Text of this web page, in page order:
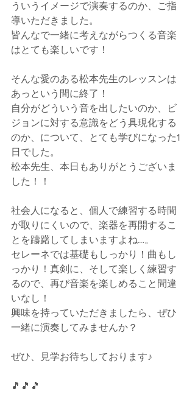
ういうイメージで演奏するのか、ご指
導いただきました。
皆んなで一緒に考えながらつくる音楽
はとても楽しいです！
そんな愛のある松本先生のレッスンは
あっという間に終了！
自分がどういう音を出したいのか、ビ
ジョンに対する意識をどう具現化する
のか、について、とても学びになった1
日でした。
松本先生、本日もありがとうございま
した！！
社会人になると、個人で練習する時間
が取りにくいので、楽器を再開するこ
とを躊躇してしまいますよね…。
セレーネでは基礎もしっかり！曲もし
っかり！真剣に、そして楽しく練習す
るので、再び音楽を楽しめること間違
いなし！
興味を持っていただきましたら、ぜひ
一緒に演奏してみませんか？
ぜひ、見学お待ちしております♪
🎵🎵🎵